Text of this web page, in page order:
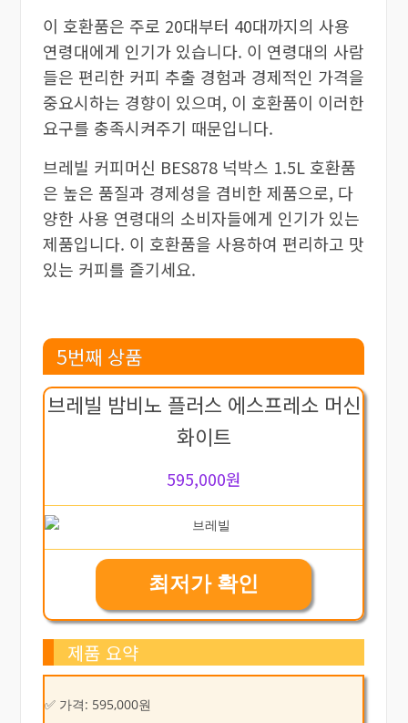
이 호환품은 주로 20대부터 40대까지의 사용
연령대에게 인기가 있습니다. 이 연령대의 사람
들은 편리한 커피 추출 경험과 경제적인 가격을
중요시하는 경향이 있으며, 이 호환품이 이러한
요구를 충족시켜주기 때문입니다.
브레빌 커피머신 BES878 넉박스 1.5L 호환품
은 높은 품질과 경제성을 겸비한 제품으로, 다
양한 사용 연령대의 소비자들에게 인기가 있는
제품입니다. 이 호환품을 사용하여 편리하고 맛
있는 커피를 즐기세요.
5번째 상품
브레빌 밤비노 플러스 에스프레소 머신
화이트
595,000원
최저가 확인
제품 요약
✅ 가격: 595,000원